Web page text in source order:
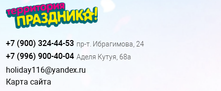
+7 (900) 324-44-53 пр-т. Ибрагимова, 24
+7 (996) 900-40-04 Аделя Кутуя, 68а
holiday116@yandex.ru
Карта сайта